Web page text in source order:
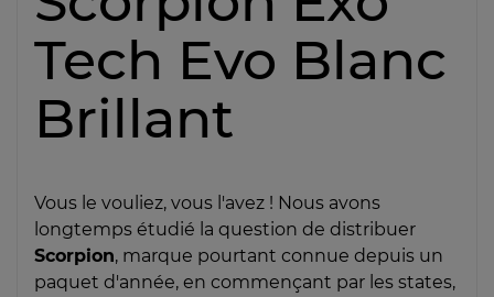
Tech Evo Blanc
Brillant
Vous le vouliez, vous l'avez ! Nous avons
longtemps étudié la question de distribuer
Scorpion, marque pourtant connue depuis un
paquet d'année, en commençant par les states,